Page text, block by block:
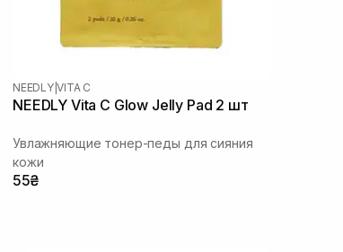
NEEDLY|VITA C
NEEDLY Vita C Glow Jelly Pad 2 шт
Увлажняющие тонер-педы для сияния
кожи
55₴